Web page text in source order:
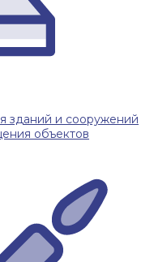
зданий и сооружений
объектов